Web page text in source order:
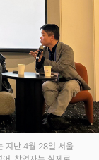
지난 4월 28일 서울